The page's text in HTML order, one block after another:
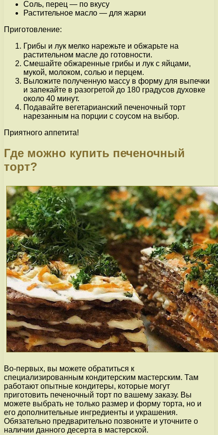
Соль, перец — по вкусу
Растительное масло — для жарки
Приготовление:
Грибы и лук мелко нарежьте и обжарьте на
растительном масле до готовности.
Смешайте обжаренные грибы и лук с яйцами,
мукой, молоком, солью и перцем.
Выложите полученную массу в форму для выпечки
и запекайте в разогретой до 180 градусов духовке
около 40 минут.
Подавайте вегетарианский печеночный торт
нарезанным на порции с соусом на выбор.
Приятного аппетита!
Где можно купить печеночный
торт?
Во-первых, вы можете обратиться к
специализированным кондитерским мастерским. Там
работают опытные кондитеры, которые могут
приготовить печеночный торт по вашему заказу. Вы
можете выбрать не только размер и форму торта, но и
его дополнительные ингредиенты и украшения.
Обязательно предварительно позвоните и уточните о
наличии данного десерта в мастерской.